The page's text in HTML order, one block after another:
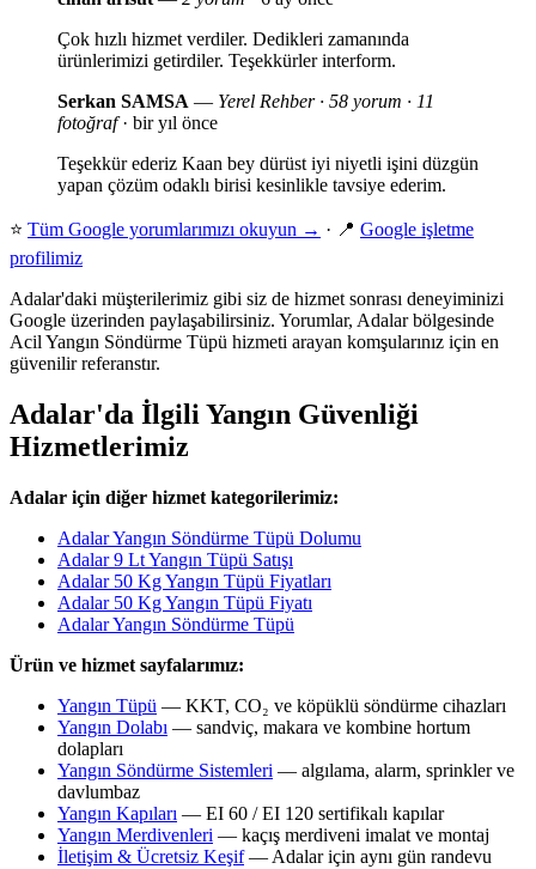
Çok hızlı hizmet verdiler. Dedikleri zamanında
ürünlerimizi getirdiler. Teşekkürler interform.
Serkan SAMSA — Yerel Rehber · 58 yorum · 11
fotoğraf· bir yıl önce
Teşekkür ederiz Kaan bey dürüst iyi niyetli işini düzgün
yapan çözüm odaklı birisi kesinlikle tavsiye ederim.
⭐ Tüm Google yorumlarımızı okuyun → · 📍 Google işletme
profilimiz
Adalar'daki müşterilerimiz gibi siz de hizmet sonrası deneyiminizi
Google üzerinden paylaşabilirsiniz. Yorumlar, Adalar bölgesinde
Acil Yangın Söndürme Tüpü hizmeti arayan komşularınız için en
güvenilir referanstır.
Adalar'da İlgili Yangın Güvenliği
Hizmetlerimiz
Adalar için diğer hizmet kategorilerimiz:
Adalar Yangın Söndürme Tüpü Dolumu
Adalar 9 Lt Yangın Tüpü Satışı
Adalar 50 Kg Yangın Tüpü Fiyatları
Adalar 50 Kg Yangın Tüpü Fiyatı
Adalar Yangın Söndürme Tüpü
Ürün ve hizmet sayfalarımız:
Yangın Tüpü — KKT, CO₂ ve köpüklü söndürme cihazları
Yangın Dolabı — sandviç, makara ve kombine hortum
dolapları
Yangın Söndürme Sistemleri — algılama, alarm, sprinkler ve
davlumbaz
Yangın Kapıları — EI 60 / EI 120 sertifikalı kapılar
Yangın Merdivenleri — kaçış merdiveni imalat ve montaj
İletişim & Ücretsiz Keşif— Adalar için aynı gün randevu